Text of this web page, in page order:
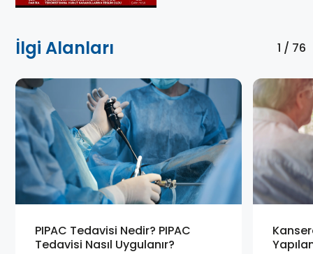
İlgi Alanları 1 / 76
PIPAC Tedavisi Nedir? PIPAC
Tedavisi Nasıl Uygulanır?